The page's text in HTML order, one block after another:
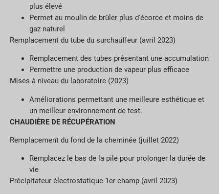
plus élevé
Permet au moulin de brûler plus d'écorce et moins de
gaz naturel
Remplacement du tube du surchauffeur (avril 2023)
Remplacement des tubes présentant une accumulation
Permettre une production de vapeur plus efficace
Mises à niveau du laboratoire (2023)
Améliorations permettant une meilleure esthétique et
un meilleur environnement de test.
CHAUDIÈRE DE RÉCUPÉRATION
Remplacement du fond de la cheminée (juillet 2022)
Remplacez le bas de la pile pour prolonger la durée de
vie
Précipitateur électrostatique 1er champ (avril 2023)